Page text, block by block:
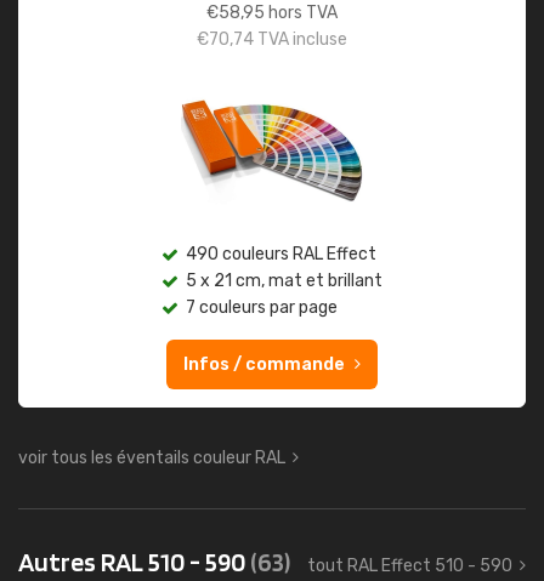
€58,95 hors TVA
€70,74 TVA incluse
490 couleurs RAL Effect
5 x 21 cm, mat et brillant
7 couleurs par page
Infos / commande
voir tous les éventails couleur RAL
Autres RAL 510 - 590(63) tout RAL Effect 510 - 590